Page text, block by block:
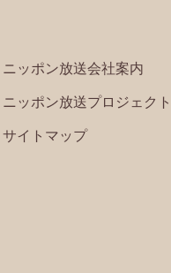
ニッポン放送会社案内
ニッポン放送プロジェク
サイトマップ